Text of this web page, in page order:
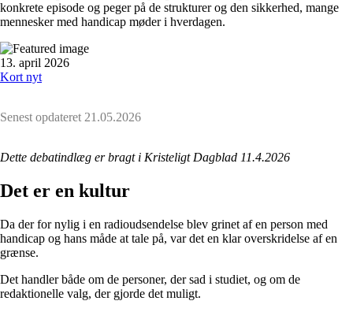
konkrete episode og peger på de strukturer og den sikkerhed, mange
mennesker med handicap møder i hverdagen.
13. april 2026
Kort nyt
Senest opdateret 21.05.2026
Dette debatindlæg er bragt i Kristeligt Dagblad 11.4.2026
Det er en kultur
Da der for nylig i en radioudsendelse blev grinet af en person med
handicap og hans måde at tale på, var det en klar overskridelse af en
grænse.
Det handler både om de personer, der sad i studiet, og om de
redaktionelle valg, der gjorde det muligt.